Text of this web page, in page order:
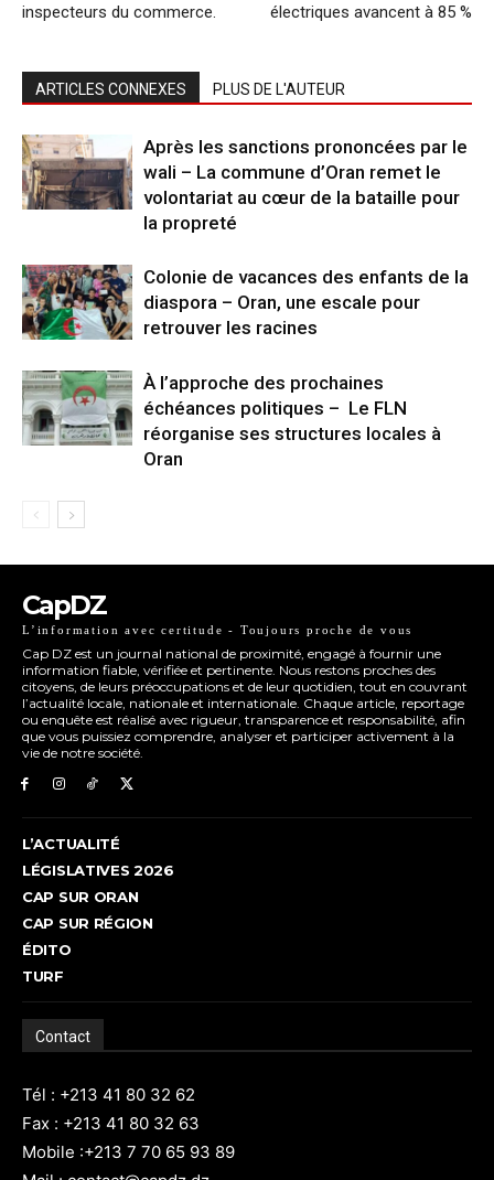
inspecteurs du commerce.
électriques avancent à 85 %
ARTICLES CONNEXES PLUS DE L'AUTEUR
Après les sanctions prononcées par le
wali – La commune d’Oran remet le
volontariat au cœur de la bataille pour
la propreté
Colonie de vacances des enfants de la
diaspora – Oran, une escale pour
retrouver les racines
À l’approche des prochaines
échéances politiques – Le FLN
réorganise ses structures locales à
Oran
CapDZ
L’information avec certitude - Toujours proche de vous
Cap DZ est un journal national de proximité, engagé à fournir une
information fiable, vérifiée et pertinente. Nous restons proches des
citoyens, de leurs préoccupations et de leur quotidien, tout en couvrant
l’actualité locale, nationale et internationale. Chaque article, reportage
ou enquête est réalisé avec rigueur, transparence et responsabilité, afin
que vous puissiez comprendre, analyser et participer activement à la
vie de notre société.
L’ACTUALITÉ
LÉGISLATIVES 2026
CAP SUR ORAN
CAP SUR RÉGION
ÉDITO
TURF
Contact
Tél : +213 41 80 32 62
Fax : +213 41 80 32 63
Mobile :+213 7 70 65 93 89